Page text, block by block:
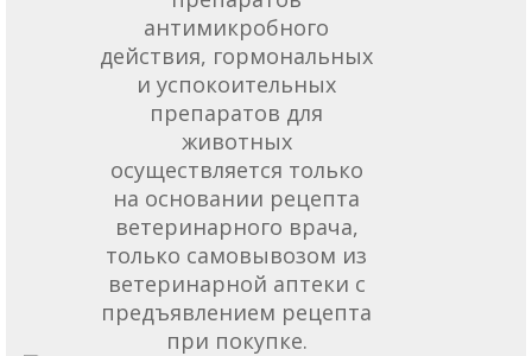
антимикробного
действия, гормональных
и успокоительных
препаратов для
животных
осуществляется только
на основании рецепта
ветеринарного врача,
только самовывозом из
ветеринарной аптеки с
предъявлением рецепта
при покупке.